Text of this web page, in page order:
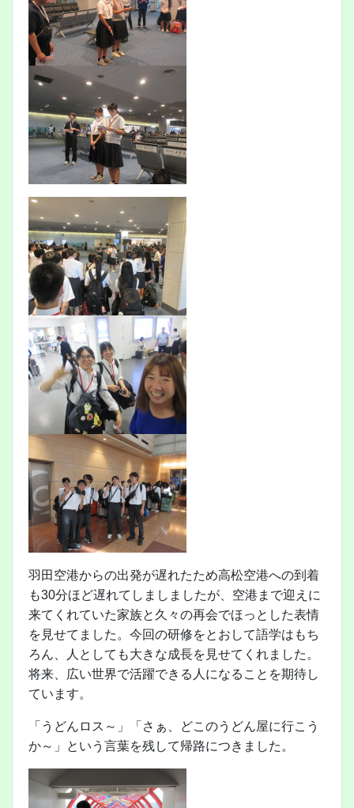
羽田空港からの出発が遅れたため高松空港への到着
も30分ほど遅れてしましましたが、空港まで迎えに
来てくれていた家族と久々の再会でほっとした表情
を見せてました。今回の研修をとおして語学はもち
ろん、人としても大きな成長を見せてくれました。
将来、広い世界で活躍できる人になることを期待し
ています。
「うどんロス～」「さぁ、どこのうどん屋に行こう
か～」という言葉を残して帰路につきました。